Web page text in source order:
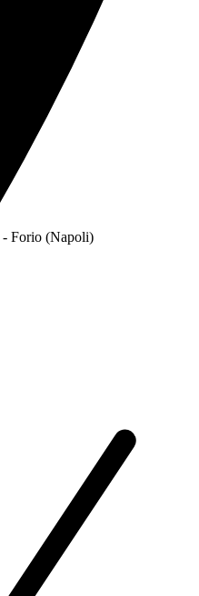
- Forio (Napoli)